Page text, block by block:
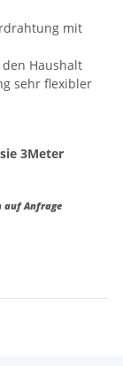
mit
Haushalt
sehr flexibler
3Meter
auf Anfrage